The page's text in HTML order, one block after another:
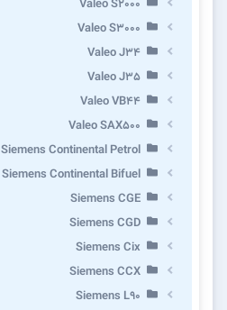
Valeo S2000
Valeo S3000
Valeo J34
Valeo J35
Valeo VB44
Valeo SAX500
Siemens Continental Petrol
Siemens Continental Bifuel
Siemens CGE
Siemens CGD
Siemens Cix
Siemens CCX
Siemens L90